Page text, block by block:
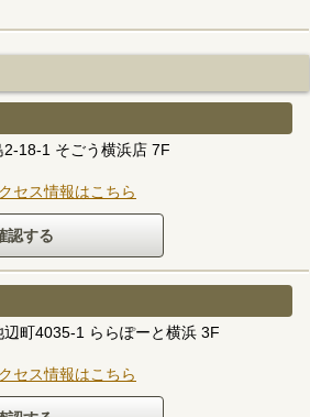
18-1 そごう横浜店 7F
セス情報はこちら
町4035-1 ららぽーと横浜 3F
セス情報はこちら